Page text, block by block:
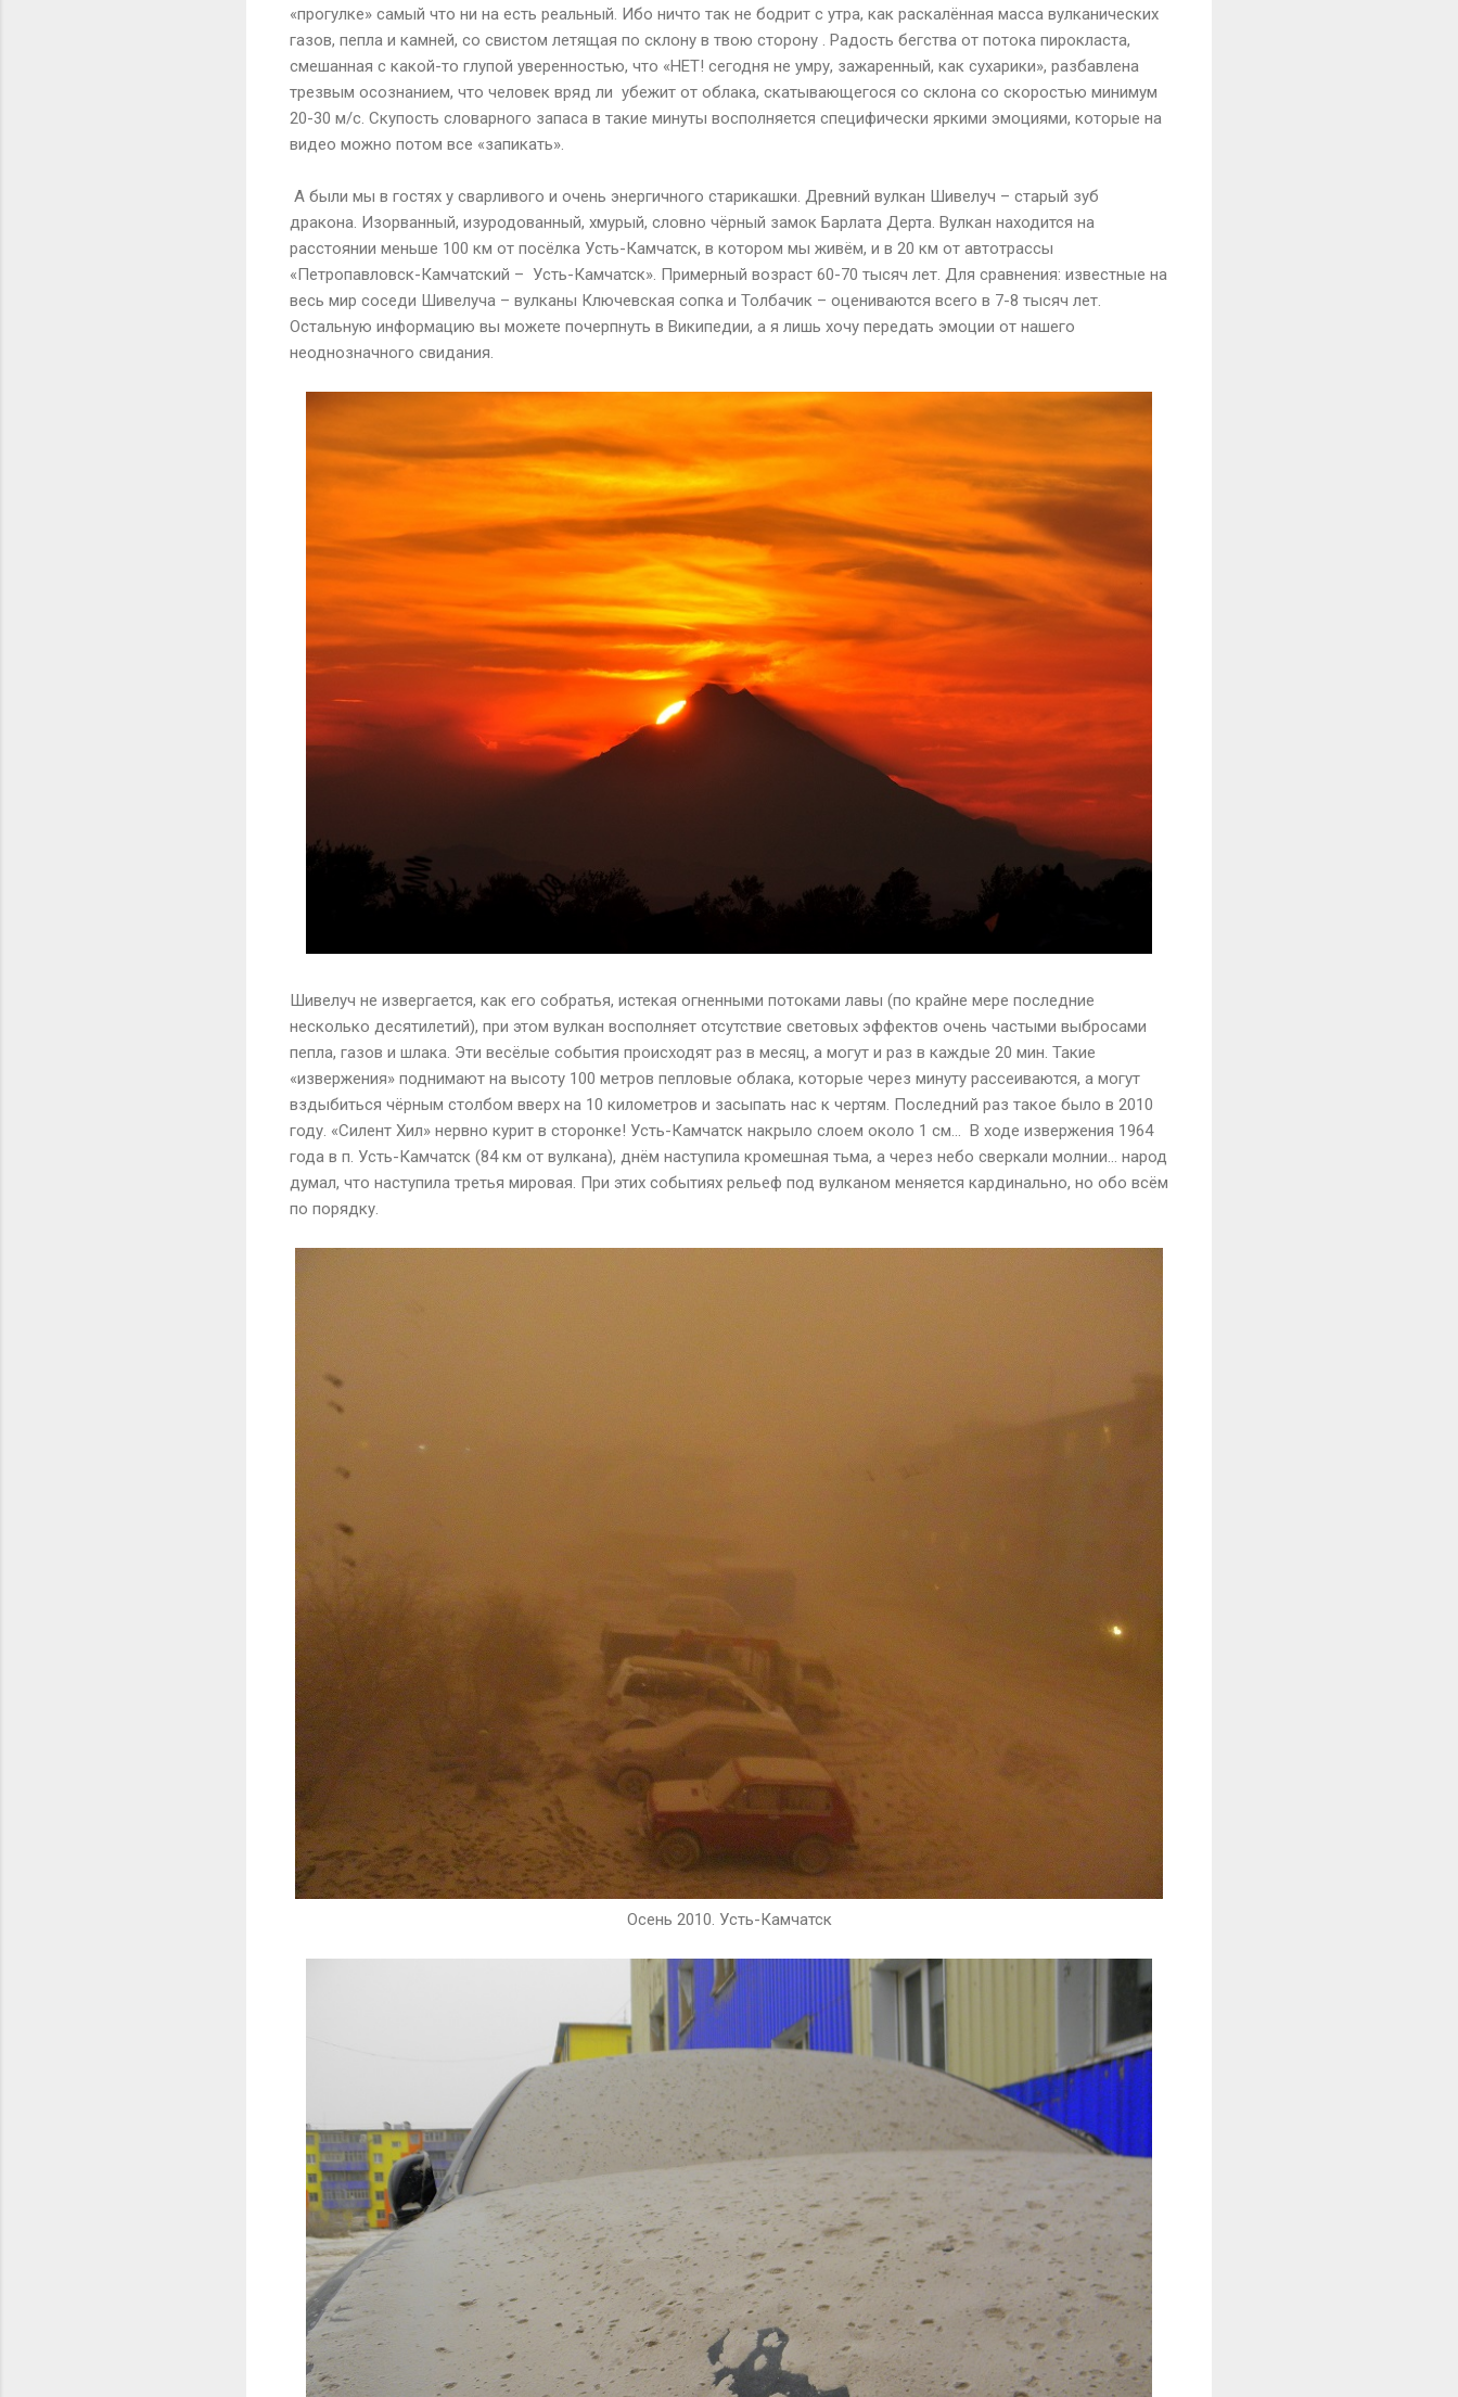
«прогулке» самый что ни на есть реальный. Ибо ничто так не бодрит с утра, как раскалённая масса вулканических
газов, пепла и камней, со свистом летящая по склону в твою сторону . Радость бегства от потока пирокласта,
смешанная с какой-то глупой уверенностью, что «НЕТ! сегодня не умру, зажаренный, как сухарики», разбавлена
трезвым осознанием, что человек вряд ли убежит от облака, скатывающегося со склона со скоростью минимум
20-30 м/с. Скупость словарного запаса в такие минуты восполняется специфически яркими эмоциями, которые на
видео можно потом все «запикать».
А были мы в гостях у сварливого и очень энергичного старикашки. Древний вулкан Шивелуч – старый зуб
дракона. Изорванный, изуродованный, хмурый, словно чёрный замок Барлата Дерта. Вулкан находится на
расстоянии меньше 100 км от посёлка Усть-Камчатск, в котором мы живём, и в 20 км от автотрассы
«Петропавловск-Камчатский – Усть-Камчатск». Примерный возраст 60-70 тысяч лет. Для сравнения: известные на
весь мир соседи Шивелуча – вулканы Ключевская сопка и Толбачик – оцениваются всего в 7-8 тысяч лет.
Остальную информацию вы можете почерпнуть в Википедии, а я лишь хочу передать эмоции от нашего
неоднозначного свидания.
Шивелуч не извергается, как его собратья, истекая огненными потоками лавы (по крайне мере последние
несколько десятилетий), при этом вулкан восполняет отсутствие световых эффектов очень частыми выбросами
пепла, газов и шлака. Эти весёлые события происходят раз в месяц, а могут и раз в каждые 20 мин. Такие
«извержения» поднимают на высоту 100 метров пепловые облака, которые через минуту рассеиваются, а могут
вздыбиться чёрным столбом вверх на 10 километров и засыпать нас к чертям. Последний раз такое было в 2010
году. «Силент Хил» нервно курит в сторонке! Усть-Камчатск накрыло слоем около 1 см… В ходе извержения 1964
года в п. Усть-Камчатск (84 км от вулкана), днём наступила кромешная тьма, а через небо сверкали молнии… народ
думал, что наступила третья мировая. При этих событиях рельеф под вулканом меняется кардинально, но обо всём
по порядку.
Осень 2010. Усть-Камчатск